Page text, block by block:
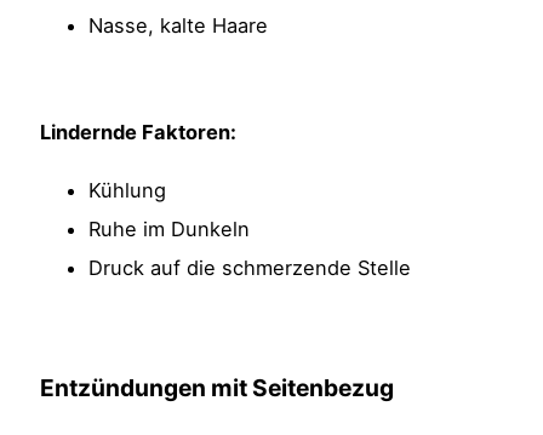
Nasse, kalte Haare
Lindernde Faktoren:
Kühlung
Ruhe im Dunkeln
Druck auf die schmerzende Stelle
Entzündungen mit Seitenbezug